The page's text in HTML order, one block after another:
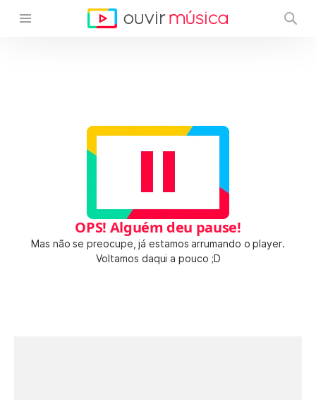
OPS! Alguém deu pause!
Mas não se preocupe, já estamos arrumando o player.
Voltamos daqui a pouco ;D